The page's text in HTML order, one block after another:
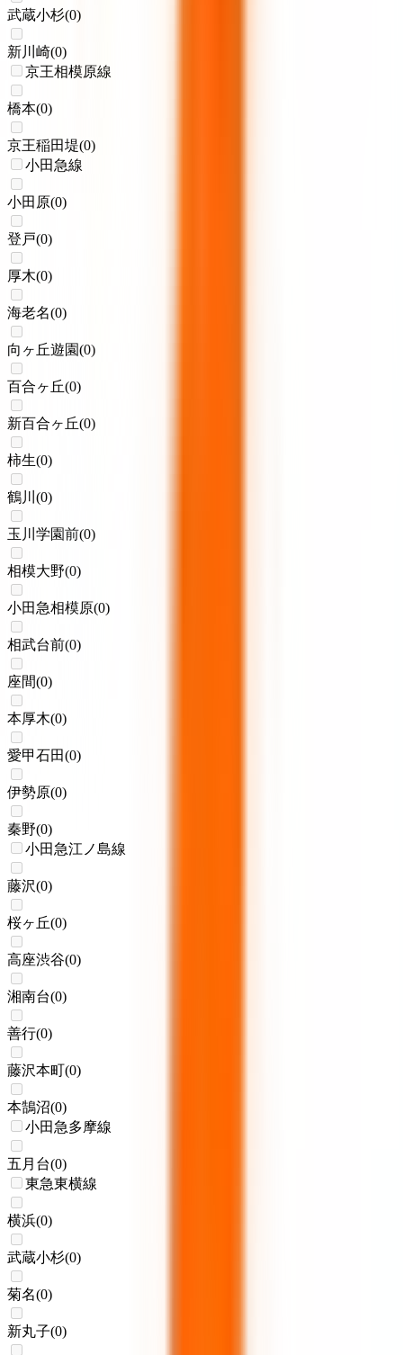
武蔵小杉(0)
新川崎(0)
京王相模原線
橋本(0)
京王稲田堤(0)
小田急線
小田原(0)
登戸(0)
厚木(0)
海老名(0)
向ヶ丘遊園(0)
百合ヶ丘(0)
新百合ヶ丘(0)
柿生(0)
鶴川 (0)
玉川学園前(0)
相模大野(0)
小田急相模原(0)
相武台前(0)
座間(0)
本厚木(0)
愛甲石田(0)
伊勢原(0)
秦野(0)
小田急江ノ島線
藤沢(0)
桜ヶ丘(0)
高座渋谷(0)
湘南台(0)
善行(0)
藤沢本町(0)
本鵠沼(0)
小田急多摩線
五月台(0)
東急東横線
横浜(0)
武蔵小杉(0)
菊名(0)
新丸子(0)